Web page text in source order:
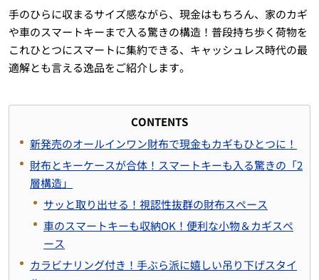
手のひらに収まるサイズ感ながら、現金はもちろん、家のカギ
や車のスマートキーまで入る驚きの構造！普段持ち歩く荷物を
これひとつにスマートに集約できる、キャッシュレス時代の最
適解とも言える逸品をご紹介します。
CONTENTS
新発売のオールインワン財布で現金もカギもひとつに！
財布とキーケースが合体！スマートキーも入る驚きの「2
層構造」
サッと取り出せる！視認性抜群の財布スペース
車のスマートキーも収納OK！便利な小物＆カギスペ
ース
カラビナリング付き！手ぶら派に嬉しい吊り下げスタイ